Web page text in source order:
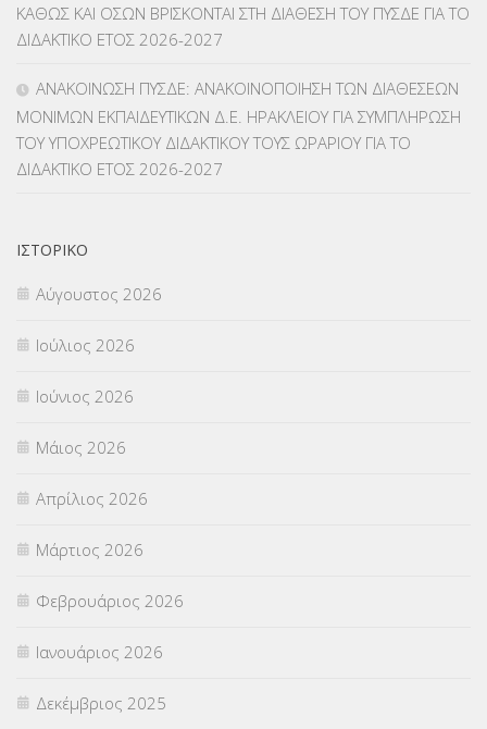
ΜΕΤΑΘΕΣΕΙΣ-ΤΟΠΟΘΕΤΗΣΕΙΣ ΒΕΛΤΙΩΣΕΙΣ(319)
ΜΕΤΑΦΟΡΑ ΜΑΘΗΤΩΝ(3)
ΝΟΜΟΘΕΣΙΑ(66)
ΚΑΘΩΣ ΚΑΙ ΟΣΩΝ ΒΡΙΣΚΟΝΤΑΙ ΣΤΗ ΔΙΑΘΕΣΗ ΤΟΥ ΠΥΣΔΕ ΓΙΑ ΤΟ
ΔΙΔΑΚΤΙΚΟ ΕΤΟΣ 2026-2027
ΑΝΑΚΟΙΝΩΣΗ ΠΥΣΔΕ: ΑΝΑΚΟΙΝΟΠΟΙΗΣΗ ΤΩΝ ΔΙΑΘΕΣΕΩΝ
ΜΟΝΙΜΩΝ ΕΚΠΑΙΔΕΥΤΙΚΩΝ Δ.Ε. ΗΡΑΚΛΕΙΟΥ ΓΙΑ ΣΥΜΠΛΗΡΩΣΗ
ΤΟΥ ΥΠΟΧΡΕΩΤΙΚΟΥ ΔΙΔΑΚΤΙΚΟΥ ΤΟΥΣ ΩΡΑΡΙΟΥ ΓΙΑ ΤΟ
ΔΙΔΑΚΤΙΚΟ ΕΤΟΣ 2026-2027
ΙΣΤΟΡΙΚΌ
Αύγουστος 2026
Ιούλιος 2026
Ιούνιος 2026
Μάιος 2026
Απρίλιος 2026
Μάρτιος 2026
Φεβρουάριος 2026
Ιανουάριος 2026
Δεκέμβριος 2025